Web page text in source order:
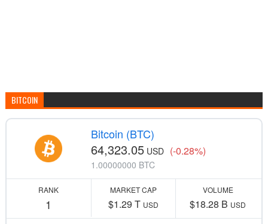
BITCOIN
Bitcoin (BTC)
64,323.05 USD (-0.28%)
1.00000000 BTC
RANK
1
MARKET CAP
$1.29 T USD
VOLUME
$18.28 B USD